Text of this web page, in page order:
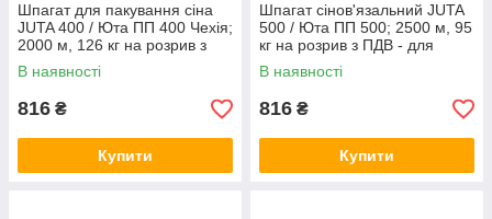
Шпагат для пакування сіна
JUTA 400 / Юта ПП 400 Чехія;
2000 м, 126 кг на розрив з
ПДВ
В наявності
816 ₴
Купити
Шпагат сінов'язальний JUTA
500 / Юта ПП 500; 2500 м, 95
кг на розрив з ПДВ - для
рулонних тюків
В наявності
816 ₴
Купити